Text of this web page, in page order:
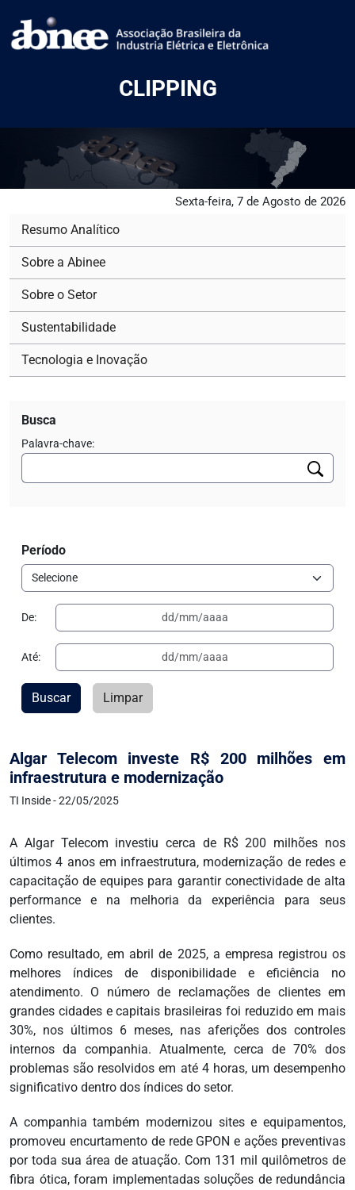
CLIPPING
Sexta-feira, 7 de Agosto de 2026
Algar Telecom investe R$ 200 milhões em
infraestrutura e modernização
TI Inside - 22/05/2025
A Algar Telecom investiu cerca de R$ 200 milhões nos
últimos 4 anos em infraestrutura, modernização de redes e
capacitação de equipes para garantir conectividade de alta
performance e na melhoria da experiência para seus
clientes.
Como resultado, em abril de 2025, a empresa registrou os
melhores índices de disponibilidade e eficiência no
atendimento. O número de reclamações de clientes em
grandes cidades e capitais brasileiras foi reduzido em mais
30%, nos últimos 6 meses, nas aferições dos controles
internos da companhia. Atualmente, cerca de 70% dos
problemas são resolvidos em até 4 horas, um desempenho
significativo dentro dos índices do setor.
A companhia também modernizou sites e equipamentos,
promoveu encurtamento de rede GPON e ações preventivas
por toda sua área de atuação. Com 131 mil quilômetros de
fibra ótica, foram implementadas soluções de redundância
Resumo Analítico
Sobre a Abinee
Sobre o Setor
Sustentabilidade
Tecnologia e Inovação
Busca
Palavra-chave:
Período
De:
Até:
Buscar Limpar